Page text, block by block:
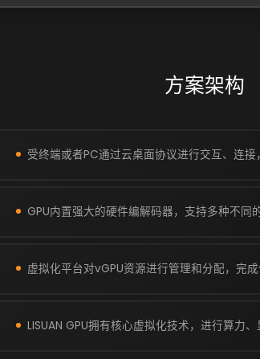
方案架构
受终端或者PC通过云桌面协议进行交互、连接
GPU内置强大的硬件编解码器，支持多种不同
虚拟化平台对vGPU资源进行管理和分配，完
LISUAN GPU拥有核心虚拟化技术，进行算力